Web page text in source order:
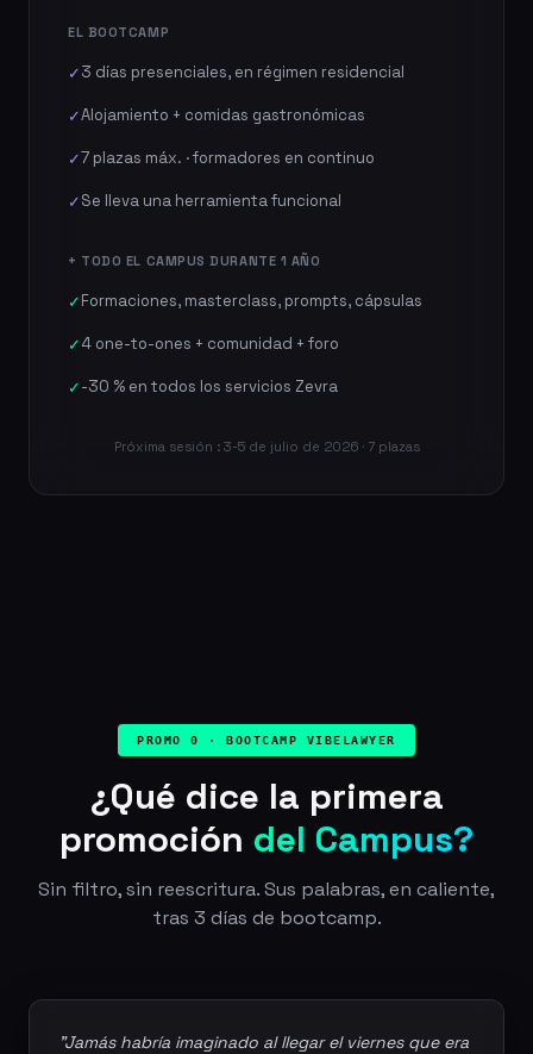
EL BOOTCAMP
✓3 días presenciales, en régimen residencial
✓Alojamiento + comidas gastronómicas
✓7 plazas máx. · formadores en continuo
✓Se lleva una herramienta funcional
+ TODO EL CAMPUS DURANTE 1 AÑO
✓Formaciones, masterclass, prompts, cápsulas
✓4 one-to-ones + comunidad + foro
✓-30 % en todos los servicios Zevra
Próxima sesión : 3-5 de julio de 2026 · 7 plazas
PROMO 0 · BOOTCAMP VIBELAWYER
¿Qué dice la primera
promoción del Campus?
Sin filtro, sin reescritura. Sus palabras, en caliente,
tras 3 días de bootcamp.
"Jamás habría imaginado al llegar el viernes que era